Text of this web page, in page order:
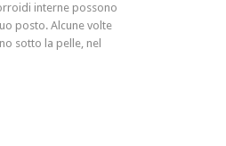
interne possono
posto. Alcune volte
sotto la pelle, nel